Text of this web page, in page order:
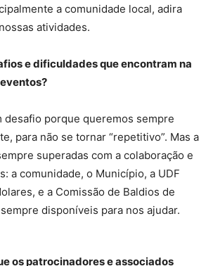
a comunidade local, adira
atividades.
e dificuldades que encontram na
desafio porque queremos sempre
para não se tornar “repetitivo”. Mas a
superadas com a colaboração e
a comunidade, o Município, a UDF
e a Comissão de Baldios de
disponíveis para nos ajudar.
os patrocinadores e associados